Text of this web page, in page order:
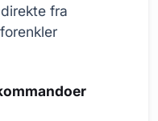
fra